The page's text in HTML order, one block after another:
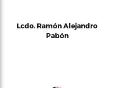
Lcdo. Ramón Alejandro
Pabón